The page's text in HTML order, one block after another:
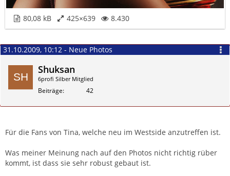
80,08 kB 425×639 8.430
31.10.2009, 10:12 - Neue Photos
Shuksan
6profi Silber Mitglied
Beiträge 42
Für die Fans von Tina, welche neu im Westside anzutreffen ist.
Was meiner Meinung nach auf den Photos nicht richtig rüber
kommt, ist dass sie sehr robust gebaut ist.
Zitieren